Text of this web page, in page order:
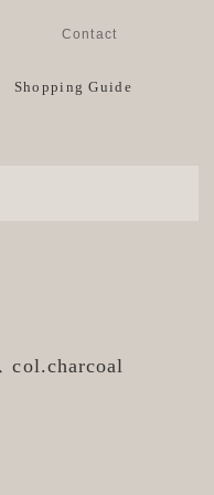
Shopping Guide
Contact
col.charcoal